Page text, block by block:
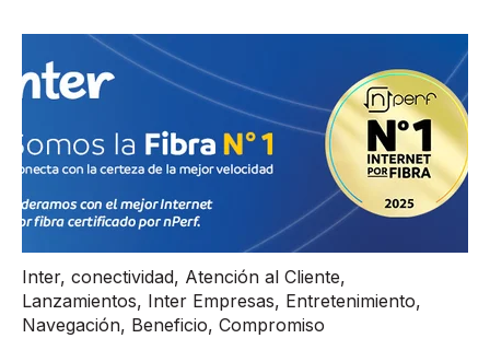
Inter, conectividad, Atención al Cliente,
Lanzamientos, Inter Empresas, Entretenimiento,
Navegación, Beneficio, Compromiso